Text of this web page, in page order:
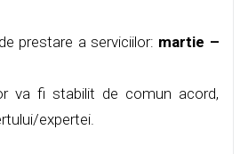
prestare a serviciilor: martie –
va fi stabilit de comun acord,
expertei.